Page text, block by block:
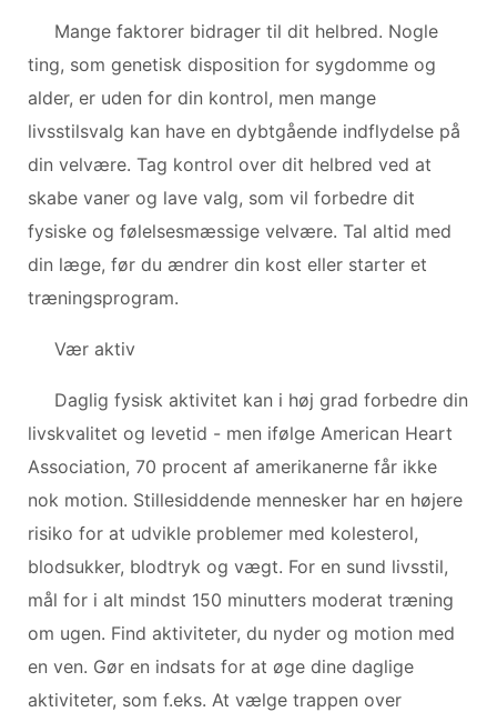
Mange faktorer bidrager til dit helbred. Nogle
ting, som genetisk disposition for sygdomme og
alder, er uden for din kontrol, men mange
livsstilsvalg kan have en dybtgående indflydelse på
din velvære. Tag kontrol over dit helbred ved at
skabe vaner og lave valg, som vil forbedre dit
fysiske og følelsesmæssige velvære. Tal altid med
din læge, før du ændrer din kost eller starter et
træningsprogram.
Vær aktiv
Daglig fysisk aktivitet kan i høj grad forbedre din
livskvalitet og levetid - men ifølge American Heart
Association, 70 procent af amerikanerne får ikke
nok motion. Stillesiddende mennesker har en højere
risiko for at udvikle problemer med kolesterol,
blodsukker, blodtryk og vægt. For en sund livsstil,
mål for i alt mindst 150 minutters moderat træning
om ugen. Find aktiviteter, du nyder og motion med
en ven. Gør en indsats for at øge dine daglige
aktiviteter, som f.eks. At vælge trappen over